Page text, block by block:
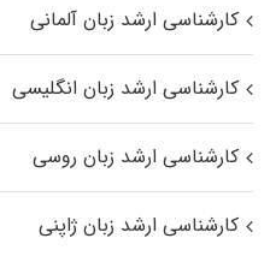
کارشناسی ارشد زبان آلمانی
کارشناسی ارشد زبان انگلیسی
کارشناسی ارشد زبان روسی
کارشناسی ارشد زبان ژاپنی